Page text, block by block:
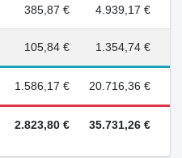
385,87 € 4.939,17 €
105,84 € 1.354,74 €
1.586,17 € 20.716,36 €
2.823,80 € 35.731,26 €